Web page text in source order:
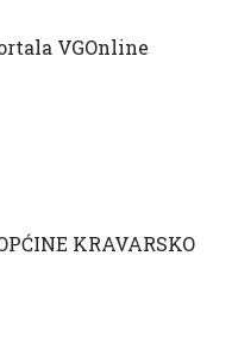
VGOnline
KRAVARSKO